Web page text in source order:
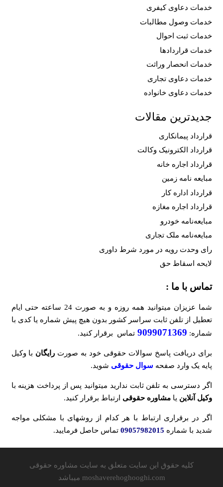
خدمات دعاوی کیفری
خدمات وصول مطالبات
خدمات ثبت احوال
خدمات قراردادها
خدمات انحصار وراثت
خدمات دعاوی تجاری
خدمات دعاوی خانواده
جدیدترین مقالات
قرارداد پیمانکاری
قرارداد الکترونیک وکالت
قرارداد اجاره خانه
مبایعه نامه زمین
قرارداد اداره کار
قرارداد اجاره مغازه
مبایعه‌نامه خودرو
مبایعه‌نامه ملک تجاری
رای وحدت رویه در مورد شرط داوری
لایحه اسقاط حق
تماس با ما :
شما عزیزان میتوانید همه روزه و به صورت 24 ساعته حتی ایام
تعطیل از تلفن ثابت سراسر کشور بدون هیچ پیش شماره یا کدی با
شماره: 9099071369 تماس برقرار کنید.
برای دریافت پاسخ سوالات حقوقی خود به صورت رایگان با وکیل
پایه یک وارد صفحه سوال حقوقی شوید.
اگر دسترسی به تلفن ثابت ندارید میتوانید پس از پرداخت هزینه با
وکیل آنلاین یامشاوره حقوقی ارتباط برقرار کنید.
اگر در برقراری ارتباط با هر کدام از روشهای با مشکلی مواجه
شدید با شماره 09057982015 تماس حاصل فرمایید.
کلیه حقوق این سایت متعلق به سایت مشاوره حقوقی
moshaverehoghooghi.com میباشد